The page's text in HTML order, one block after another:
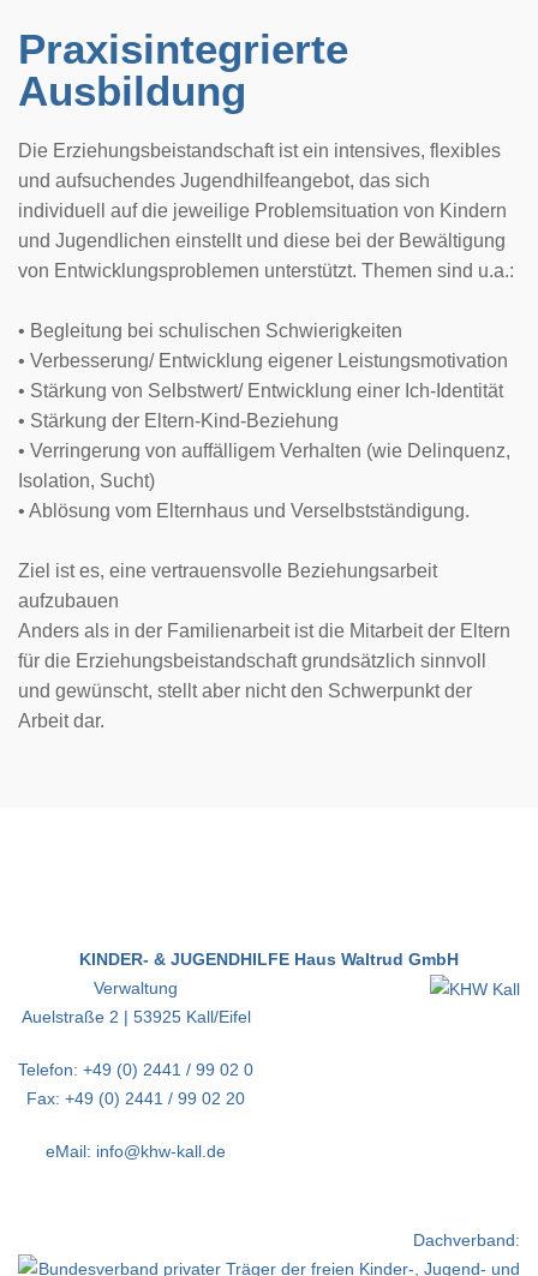
Praxisintegrierte
Ausbildung
Die Erziehungsbeistandschaft ist ein intensives, flexibles
und aufsuchendes Jugendhilfeangebot, das sich
individuell auf die jeweilige Problemsituation von Kindern
und Jugendlichen einstellt und diese bei der Bewältigung
von Entwicklungsproblemen unterstützt. Themen sind u.a.:
• Begleitung bei schulischen Schwierigkeiten
• Verbesserung/ Entwicklung eigener Leistungsmotivation
• Stärkung von Selbstwert/ Entwicklung einer Ich-Identität
• Stärkung der Eltern-Kind-Beziehung
• Verringerung von auffälligem Verhalten (wie Delinquenz,
Isolation, Sucht)
• Ablösung vom Elternhaus und Verselbstständigung.
Ziel ist es, eine vertrauensvolle Beziehungsarbeit
aufzubauen
Anders als in der Familienarbeit ist die Mitarbeit der Eltern
für die Erziehungsbeistandschaft grundsätzlich sinnvoll
und gewünscht, stellt aber nicht den Schwerpunkt der
Arbeit dar.
KINDER- & JUGENDHILFE Haus Waltrud GmbH
Verwaltung
Auelstraße 2 | 53925 Kall/Eifel
Telefon: +49 (0) 2441 / 99 02 0
Fax: +49 (0) 2441 / 99 02 20
eMail: info@khw-kall.de
Dachverband: